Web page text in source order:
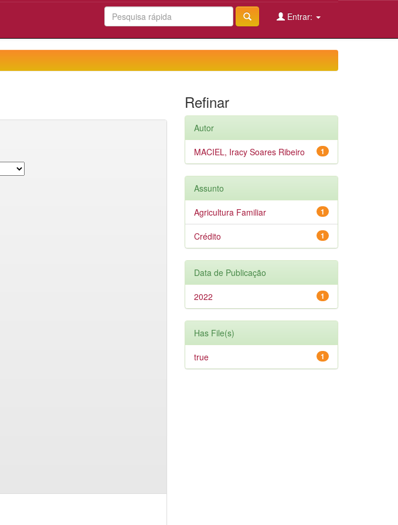
Entrar:
Refinar
Autor
1
MACIEL, Iracy Soares Ribeiro
Assunto
1
Agricultura Familiar
1
Crédito
Data de Publicação
1
2022
Has File(s)
1
true